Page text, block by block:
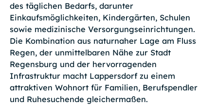
des täglichen Bedarfs, darunter
Einkaufsmöglichkeiten, Kindergärten, Schulen
sowie medizinische Versorgungseinrichtungen.
Die Kombination aus naturnaher Lage am Fluss
Regen, der unmittelbaren Nähe zur Stadt
Regensburg und der hervorragenden
Infrastruktur macht Lappersdorf zu einem
attraktiven Wohnort für Familien, Berufspendler
und Ruhesuchende gleichermaßen.